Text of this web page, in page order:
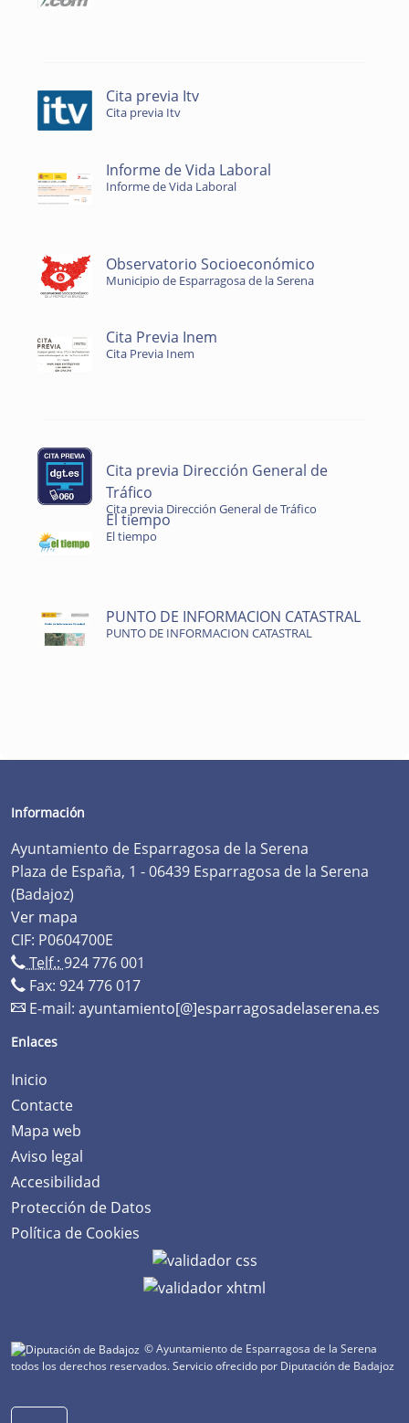
Cita previa Itv
Cita previa Itv
Informe de Vida Laboral
Informe de Vida Laboral
Observatorio Socioeconómico
Municipio de Esparragosa de la Serena
Cita Previa Inem
Cita Previa Inem
Cita previa Dirección General de
Tráfico
Cita previa Dirección General de Tráfico
El tiempo
El tiempo
PUNTO DE INFORMACION CATASTRAL
PUNTO DE INFORMACION CATASTRAL
Información
Ayuntamiento de Esparragosa de la Serena
Plaza de España, 1 - 06439 Esparragosa de la Serena
(Badajoz)
Ver mapa
CIF: P0604700E
Telf.: 924 776 001
Fax: 924 776 017
E-mail: ayuntamiento[@]esparragosadelaserena.es
Enlaces
Inicio
Contacte
Mapa web
Aviso legal
Accesibilidad
Protección de Datos
Política de Cookies
© Ayuntamiento de Esparragosa de la Serena
todos los derechos reservados.Servicio ofrecido por Diputación de Badajoz